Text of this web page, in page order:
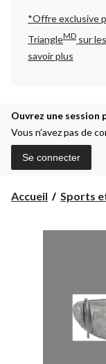
*Offre exclusive
TriangleMD sur
savoir plus
Ouvrez une session
Vous n’avez pas de
Se connecter
Accueil Sports